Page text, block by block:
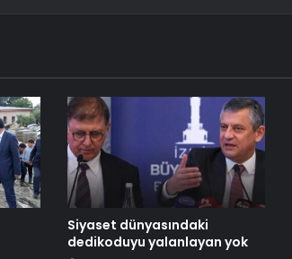
Siyaset dünyasındaki
dedikoduyu yalanlayan yok